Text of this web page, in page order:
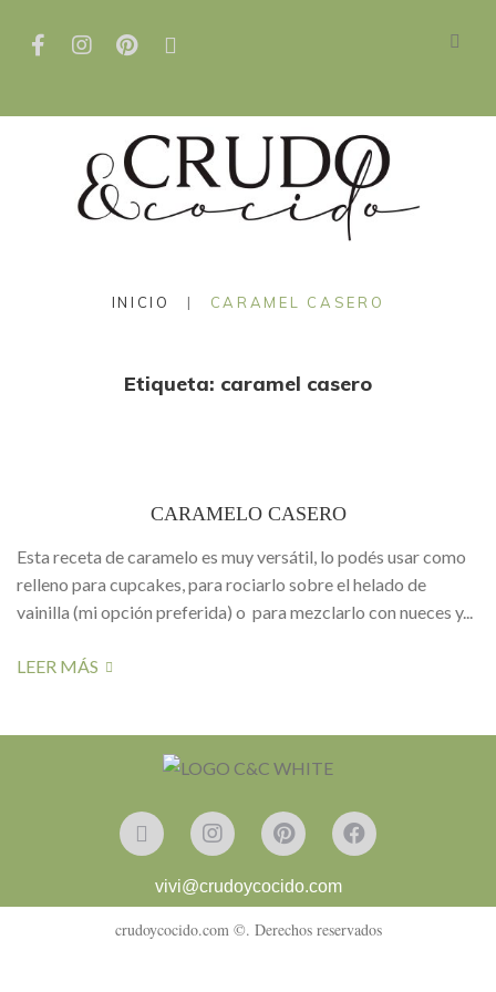
INICIO | CARAMEL CASERO
Etiqueta: caramel casero
CARAMELO CASERO
Esta receta de caramelo es muy versátil, lo podés usar como
relleno para cupcakes, para rociarlo sobre el helado de
vainilla (mi opción preferida) o para mezclarlo con nueces y...
LEER MÁS
vivi@crudoycocido.com
crudoycocido.com ©. Derechos reservados